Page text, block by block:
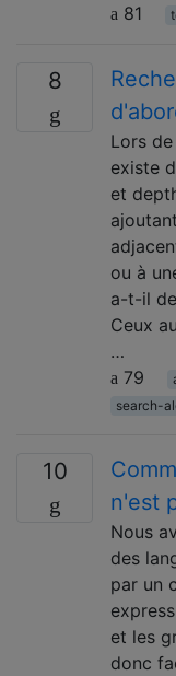
81
8
Lors
existe
et
ou à
a-t-il
Ceux
…
79
search-
10
n'est
Nous
des
par un
et les
donc